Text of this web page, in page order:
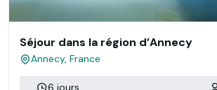
Séjour dans la région d’Annecy
Annecy, France
6 jours